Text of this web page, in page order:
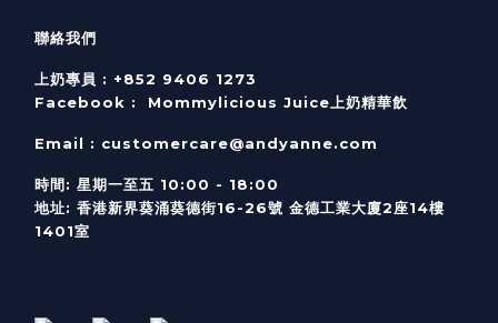
聯絡我們
上奶專員 : +852 9406 1273
Facebook :
Mommylicious Juice上奶精華飲
Email : customercare@andyanne.com
時間: 星期一至五 10:00 - 18:00
地址: 香港新界葵涌葵德街16-26號 金德工業大廈2座14樓
1401室